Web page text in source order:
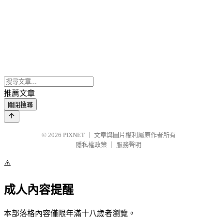
推薦文章
關閉搜尋
© 2026 PIXNET
文章與圖片權利屬原作者所有
隱私權政策
服務聲明
⚠️
成人內容提醒
本部落格內容僅限年滿十八歲者瀏覽。